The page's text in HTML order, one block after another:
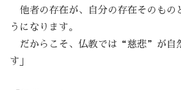
他者の存在が、自分の存在そのもの
うになります。
だからこそ、仏教では“慈悲”が自
す」